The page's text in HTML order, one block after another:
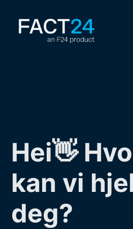
Hei👋
kan vi
deg?